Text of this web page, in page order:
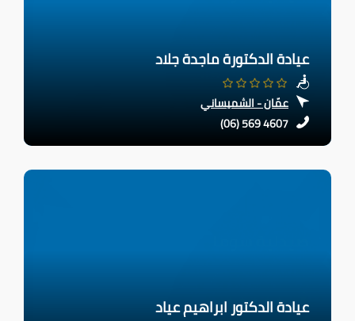
عيادة الدكتورة ماجدة جلاد
عمّان - الشميساني
(06) 569 4607
عيادة الدكتور ابراهيم عياد